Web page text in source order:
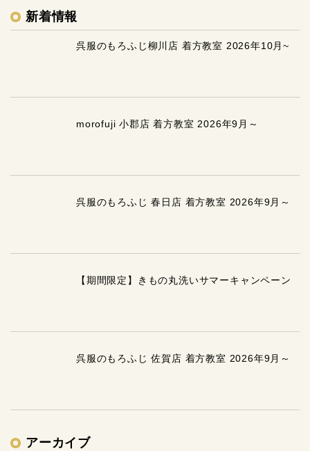
新着情報
呉服のもろふじ柳川店 着方教室 2026年10月~
morofuji 小郡店 着方教室 2026年9月～
呉服のもろふじ 春日店 着方教室 2026年9月～
【期間限定】きもの丸洗いサマーキャンペーン
呉服のもろふじ 佐賀店 着方教室 2026年9月～
アーカイブ